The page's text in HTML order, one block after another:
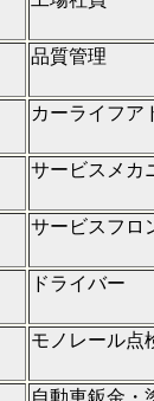
品質管理
カーライフア
サービスメカ
サービスフロ
ドライバー
モノレール点
自動車鈑金・